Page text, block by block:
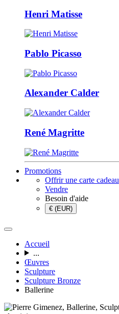
Henri Matisse
Pablo Picasso
Alexander Calder
René Magritte
Promotions
Offrir une carte cadeau
Vendre
Besoin d'aide
€ (EUR)
Accueil
...
Œuvres
Sculpture
Sculpture Bronze
Ballerine